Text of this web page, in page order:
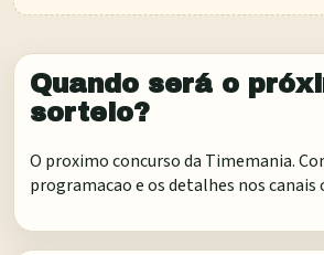
Quando será o
sorteio?
O proximo concurso da Timemania.
programacao e os detalhes nos canais